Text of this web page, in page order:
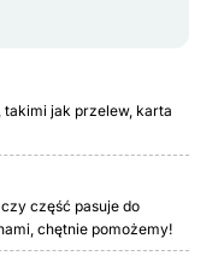
takimi jak przelew, karta
część pasuje do
chętnie pomożemy!